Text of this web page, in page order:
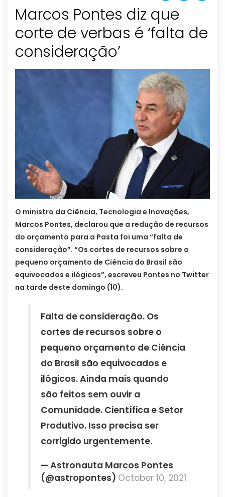
Marcos Pontes diz que
corte de verbas é ‘falta de
consideração’
O ministro da Ciência, Tecnologia e Inovações,
Marcos Pontes, declarou que a redução de recursos
do orçamento para a Pasta foi uma “falta de
consideração”. “Os cortes de recursos sobre o
pequeno orçamento de Ciência do Brasil são
equivocados e ilógicos”, escreveu Pontes no Twitter
na tarde deste domingo (10).
Falta de consideração. Os
cortes de recursos sobre o
pequeno orçamento de Ciência
do Brasil são equivocados e
ilógicos. Ainda mais quando
são feitos sem ouvir a
Comunidade. Científica e Setor
Produtivo. Isso precisa ser
corrigido urgentemente.
— Astronauta Marcos Pontes
(@astropontes) October 10, 2021